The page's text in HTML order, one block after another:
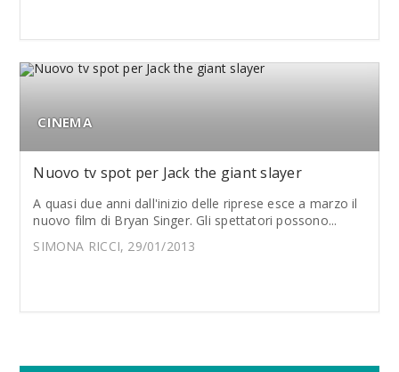
CINEMA
Nuovo tv spot per Jack the giant slayer
A quasi due anni dall'inizio delle riprese esce a marzo il
nuovo film di Bryan Singer. Gli spettatori possono...
SIMONA RICCI, 29/01/2013